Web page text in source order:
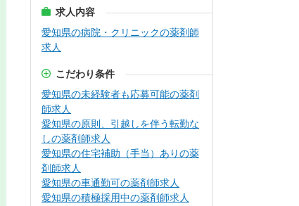
求人内容
愛知県の病院・クリニックの薬剤師
求人
こだわり条件
愛知県の未経験者も応募可能の薬剤
師求人
愛知県の原則、引越しを伴う転勤な
しの薬剤師求人
愛知県の住宅補助（手当）ありの薬
剤師求人
愛知県の車通勤可の薬剤師求人
愛知県の積極採用中の薬剤師求人